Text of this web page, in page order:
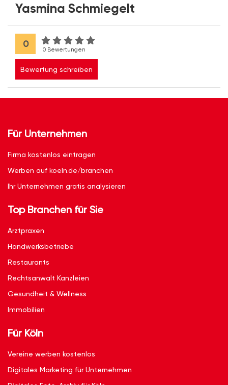
Yasmina Schmiegelt
0
0 Bewertungen
Bewertung schreiben
Für Unternehmen
Firma kostenlos eintragen
Werben auf koeln.de/branchen
Ihr Unternehmen gratis analysieren
Top Branchen für Sie
Arztpraxen
Handwerksbetriebe
Restaurants
Rechtsanwalt Kanzleien
Gesundheit & Wellness
Immobilien
Für Köln
Vereine werben kostenlos
Digitales Marketing für Unternehmen